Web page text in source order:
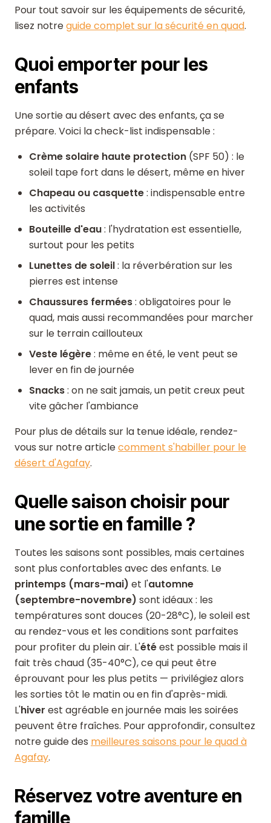
Pour tout savoir sur les équipements de sécurité,
lisez notreguide complet sur la sécurité en quad.
Quoi emporter pour les
enfants
Une sortie au désert avec des enfants, ça se
prépare. Voici la check-list indispensable :
Crème solaire haute protection (SPF 50) : le
soleil tape fort dans le désert, même en hiver
Chapeau ou casquette: indispensable entre
les activités
Bouteille d'eau: l'hydratation est essentielle,
surtout pour les petits
Lunettes de soleil: la réverbération sur les
pierres est intense
Chaussures fermées: obligatoires pour le
quad, mais aussi recommandées pour marcher
sur le terrain caillouteux
Veste légère: même en été, le vent peut se
lever en fin de journée
Snacks: on ne sait jamais, un petit creux peut
vite gâcher l'ambiance
Pour plus de détails sur la tenue idéale, rendez-
vous sur notre articlecomment s'habiller pour le
désert d'Agafay.
Quelle saison choisir pour
une sortie en famille ?
Toutes les saisons sont possibles, mais certaines
sont plus confortables avec des enfants. Le
printemps (mars-mai) et l'automne
(septembre-novembre) sont idéaux : les
températures sont douces (20-28°C), le soleil est
au rendez-vous et les conditions sont parfaites
pour profiter du plein air. L'étéest possible mais il
fait très chaud (35-40°C), ce qui peut être
éprouvant pour les plus petits — privilégiez alors
les sorties tôt le matin ou en fin d'après-midi.
L'hiver est agréable en journée mais les soirées
peuvent être fraîches. Pour approfondir, consultez
notre guide des meilleures saisons pour le quad à
Agafay.
Réservez votre aventure en
famille